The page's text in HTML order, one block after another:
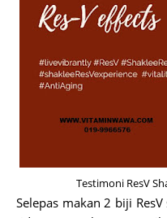
Testimoni ResV
Selepas makan 2 biji